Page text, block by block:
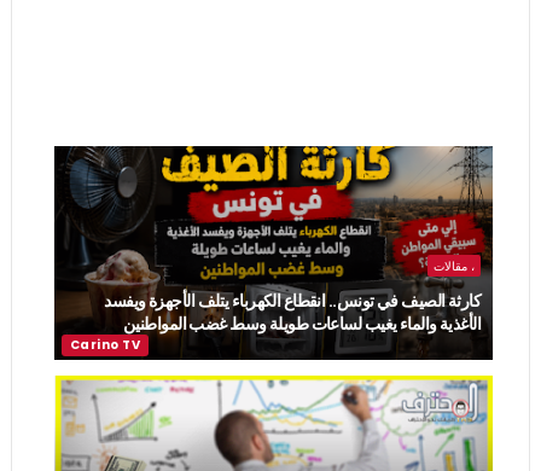
، مقالات
كارثة الصيف في تونس.. انقطاع الكهرباء يتلف الأجهزة ويفسد
الأغذية والماء يغيب لساعات طويلة وسط غضب المواطنين